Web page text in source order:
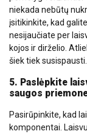
niekada nebūtų
įsitikinkite, kad
nesijaučiate per
kojos ir dirželio.
šiek tiek susispausti.
5. Paslėpkite
saugos
Pasirūpinkite, kad
komponentai.